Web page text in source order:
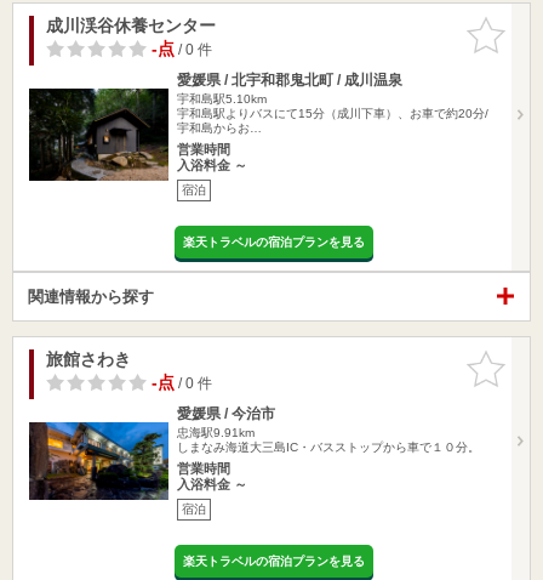
お気に入
りに追加
成川渓谷休養センター
-点/ 0 件
愛媛県 / 北宇和郡鬼北町 / 成川温泉
宇和島駅5.10km
宇和島駅よりバスにて15分（成川下車）、お車で約20分/
宇和島からお…
営業時間
入浴料金 ～
宿泊
楽天トラベルの宿泊プランを見る
関連情報から探す
お気に入
りに追加
旅館さわき
-点/ 0 件
愛媛県 / 今治市
忠海駅9.91km
しまなみ海道大三島IC・バスストップから車で１０分。
営業時間
入浴料金 ～
宿泊
楽天トラベルの宿泊プランを見る